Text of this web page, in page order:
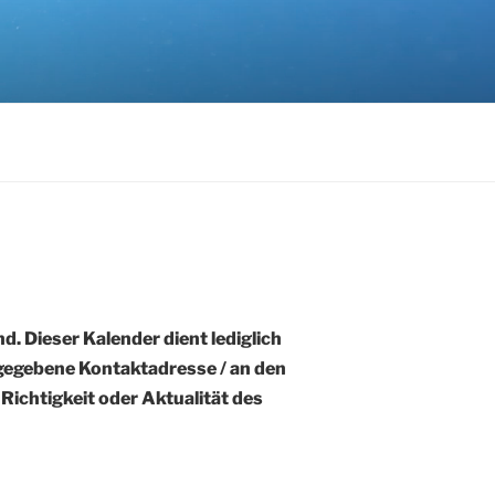
Dieser Kalender dient lediglich
Kontaktadresse / an den
oder Aktualität des